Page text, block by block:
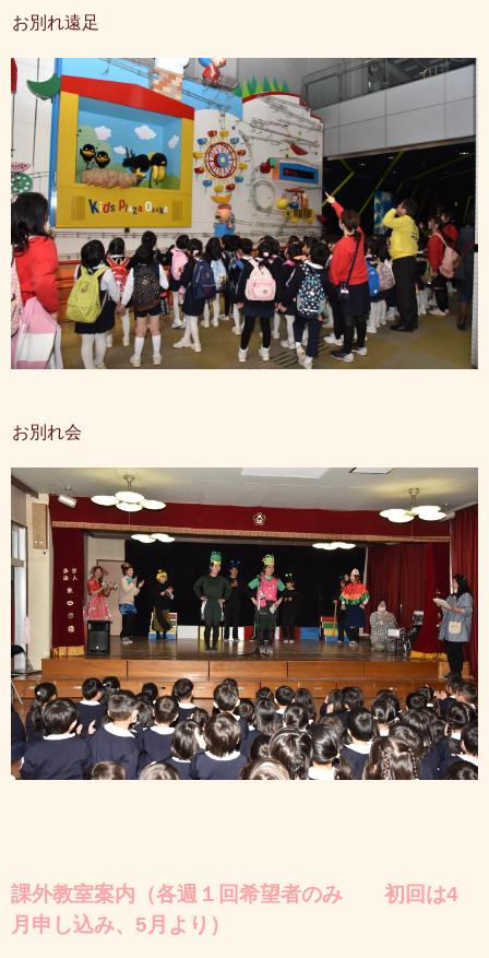
お別れ遠足
お別れ会
課外教室案内（各週１回希望者のみ 初回は4
月申し込み、5月より）